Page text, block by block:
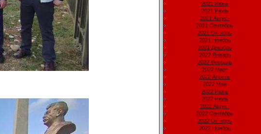
2021 Июнь
2021 Июль
2021 Август
2021 Сентябрь
2021 Октябрь
2021 Ноябрь
2021 Декабрь
2022 Январь
2022 Февраль
2022 Март
2022 Апрель
2022 Май
2022 Июнь
2022 Июль
2022 Август
2022 Сентябрь
2022 Октябрь
2022 Ноябрь